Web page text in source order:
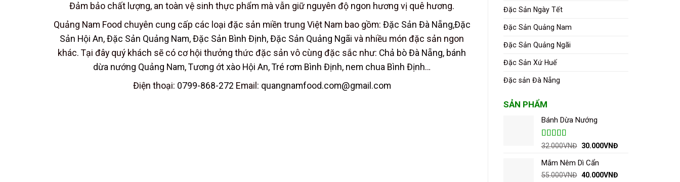
Đảm bảo chất lượng, an toàn vệ sinh thực phẩm mà vẫn giữ nguyên độ ngon hương vị quê hương.
Quảng Nam Food chuyên cung cấp các loại đặc sản miền trung Việt Nam bao gồm: Đặc Sản Đà Nẵng,Đặc
Sản Hội An,Đặc Sản Quảng Nam,Đặc Sản Bình Định,Đặc Sản Quảng Ngãi và nhiều món đặc sản ngon
khác. Tại đây quý khách sẽ có cơ hội thưởng thức đặc sản vô cùng đặc sắc như: Chả bò Đà Nẵng, bánh
dừa nướng Quảng Nam,Tương ớt xào Hội An,Tré rơm Bình Định, nem chua Bình Định…
Điện thoại: 0799-868-272 Email: quangnamfood.com@gmail.com
Đặc Sản Ngày Tết
Đặc Sản Quảng Nam
Đặc Sản Quảng Ngãi
Đặc Sản Xứ Huế
Đặc sản Đà Nẵng
SẢN PHẨM
Bánh Dừa Nướng
Được xếp
sao
32.000VNĐ Giá
là:
32.000VNĐ.
30.000VNĐGiá
là:
Mắm Nêm Dì Cẩn
55.000VNĐ Giá
40.000VNĐGiá